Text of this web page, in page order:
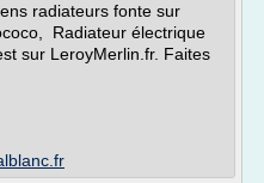
radiateurs fonte sur
Radiateur électrique
sur LeroyMerlin.fr. Faites